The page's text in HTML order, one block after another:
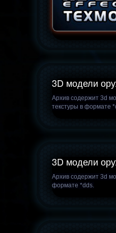
3D модели
Архив содержит 3d
текстуры в формате
3D модели
Архив содержит 3d
формате *dds.